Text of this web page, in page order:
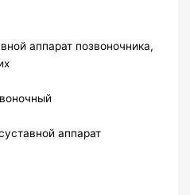
аппарат позвоночника,
аппарат